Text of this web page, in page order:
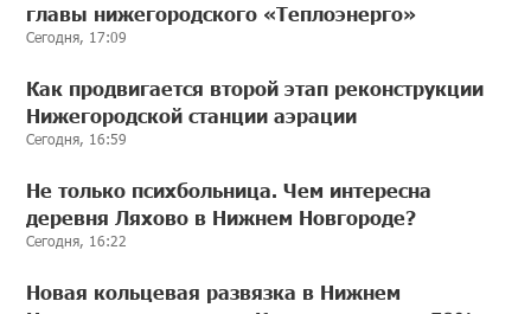
главы нижегородского «Теплоэнерго»
Сегодня, 17:09
Как продвигается второй этап реконструкции
Нижегородской станции аэрации
Сегодня, 16:59
Не только психбольница. Чем интересна
деревня Ляхово в Нижнем Новгороде?
Сегодня, 16:22
Новая кольцевая развязка в Нижнем